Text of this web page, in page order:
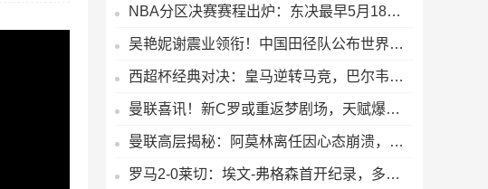
NBA分区决赛赛程出炉：东决最早5月18日打响 西决最晚6月2日结束【来源腾讯体育】
吴艳妮谢震业领衔！中国田径队公布世界田联钻石联赛上海/柯桥站参赛名单【来源腾讯体育】
西超杯经典对决：皇马逆转马竞，巴尔韦德闪耀全场献关键表现
曼联喜讯！新C罗或重返梦剧场，天赋爆表即战力拉满索肖迎救星
曼联高层揭秘：阿莫林离任因心态崩溃，临时主帅争夺战打响
罗马2-0莱切：埃文-弗格森首开纪录，多夫比克锁定胜局